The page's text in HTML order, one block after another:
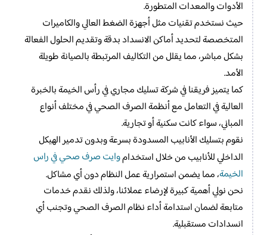
الأدوات والمعدات المتطورة.
حيث نستخدم تقنيات مثل أجهزة الضغط العالي والكاميرات
المتخصصة لتحديد أماكن الانسداد بدقة وتقديم الحلول الفعالة
بشكل مباشر، مما يقلل من التكاليف المرتبطة بالصيانة طويلة
الأمد.
كما يتميز فريقنا في شركة تسليك مجاري في رأس الخيمة بالخبرة
العالية في التعامل مع أنظمة الصرف الصحي في مختلف أنواع
المباني، سواء كانت سكنية أو تجارية.
نقوم بتسليك الأنابيب المسدودة بسرعة وبدون تدمير الهيكل
الداخلي للأنابيب من خلال استخداموايت صرف صحي في راس
الخيمة، مما يضمن استمرارية عمل النظام دون أي مشاكل.
نحن نولي أهمية كبيرة لإرضاء عملائنا، ولذلك نقدم خدمات
متابعة لضمان استدامة أداء نظام الصرف الصحي وتجنب أي
انسدادات مستقبلية.